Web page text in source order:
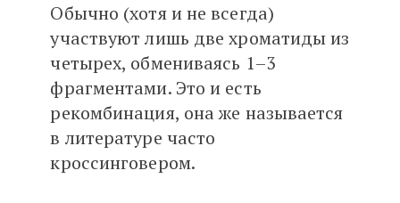
Обычно (хотя и не всегда)
участвуют лишь две хроматиды из
четырех, обмениваясь 1–3
фрагментами. Это и есть
рекомбинация, она же называется
в литературе часто
кроссинговером.